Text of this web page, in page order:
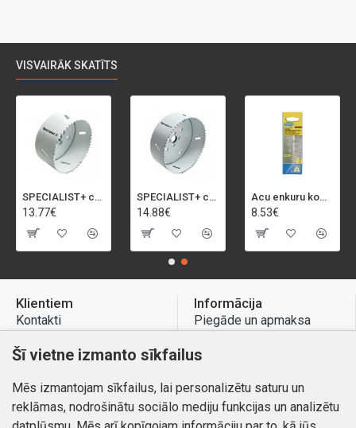
VISVAIRĀK SKATĪTS
SPECIALIST+ caurumu zāģis BI-METAL, 92 mm
13.77€
SPECIALIST+ caurumu zāģis BI-METAL, 98 mm
14.88€
Acu enkuru komplekts, 3-13 mm, Rapid, 12 gab.
8.53€
Klientiem
Kontakti
Preču atgriešana
Mans profils
Pasūtījumi
Informācija
Piegāde un apmaksa
Atteikuma tiesības
Kontakti
Šī vietne izmanto sīkfailus
Mēs izmantojam sīkfailus, lai personalizētu saturu un
reklāmas, nodrošinātu sociālo mediju funkcijas un analizētu